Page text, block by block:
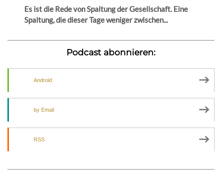
Es ist die Rede von Spaltung der Gesellschaft. Eine
Spaltung, die dieser Tage weniger zwischen...
Podcast abonnieren:
Android
by Email
RSS